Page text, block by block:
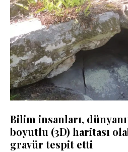
Bilim insanları,
boyutlu (3D) haritası
gravür tespit etti